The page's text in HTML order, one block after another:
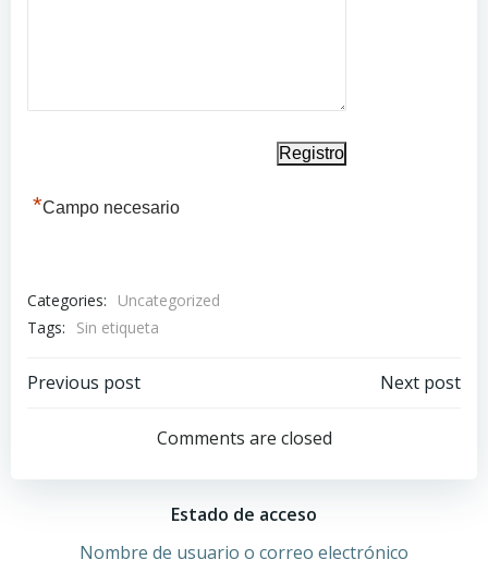
*Campo necesario
Categories:
Uncategorized
Tags:
Sin etiqueta
Navegación
las
entradas
Previous post
Navegación
por
las
entradas
Next post
Comments are closed
Estado de acceso
Nombre de usuario o correo electrónico